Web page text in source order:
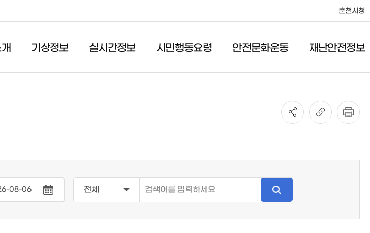
춘천시청
기상정보 실시간정보 시민행동요령
사회재난
안전문화운동
안전점검의 날
재난안전정보
공지사항
일일재난상황
정보공개